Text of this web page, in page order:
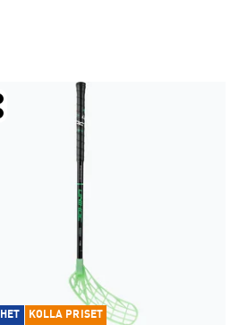
KOLLA PRISET